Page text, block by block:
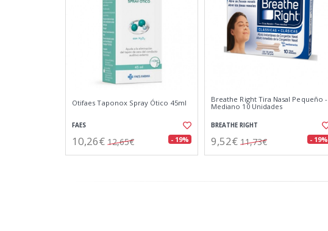
Otifaes Taponox Spray Ótico 45ml
FAES
10,26€ 12,65€ - 19%
Breathe Right Tira Nasal Pequeño -
Mediano 10 Unidades
BREATHE RIGHT
9,52€ 11,73€ - 19%